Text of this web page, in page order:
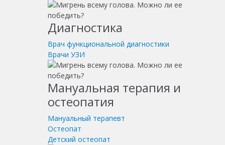
Диагностика
Врач функциональной диагностики
Врачи УЗИ
Мануальная терапия и
остеопатия
Мануальный терапевт
Остеопат
Детский остеопат